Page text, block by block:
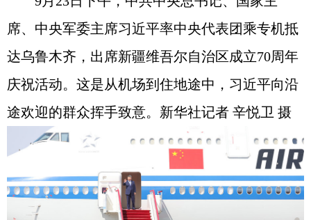
席、中央军委主席习近平率中央代表团乘专机抵
达乌鲁木齐，出席新疆维吾尔自治区成立70周年
庆祝活动。这是从机场到住地途中，习近平向沿
途欢迎的群众挥手致意。新华社记者 辛悦卫 摄